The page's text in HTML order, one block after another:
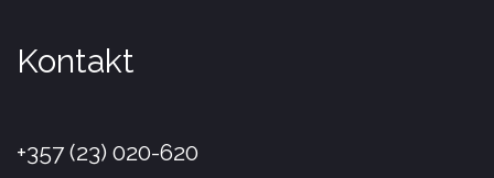
Kontakt
+357 (23) 020-620